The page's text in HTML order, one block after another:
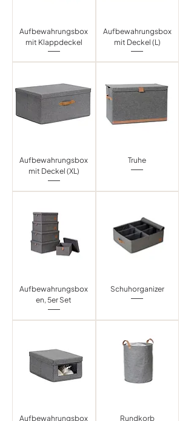
Aufbewahrungsbox
mit Klappdeckel
Aufbewahrungsbox
mit Deckel (L)
Aufbewahrungsbox
mit Deckel (XL)
Truhe
Aufbewahrungsbox
en, 5er Set
Schuhorganizer
Aufbewahrungsbox
Rundkorb